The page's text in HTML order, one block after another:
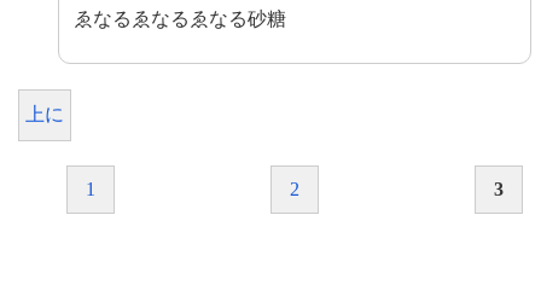
ゑなるゑなるゑなる砂糖
上に
1 2 3